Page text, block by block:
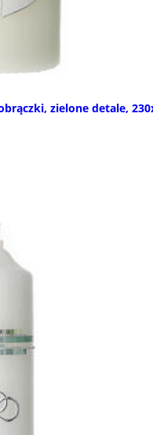
zielone detale,